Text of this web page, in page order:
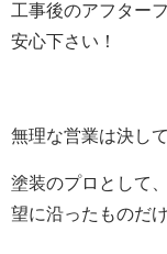
工事後のアフター
安心下さい！
無理な営業は決し
塗装のプロとして
望に沿ったものだ